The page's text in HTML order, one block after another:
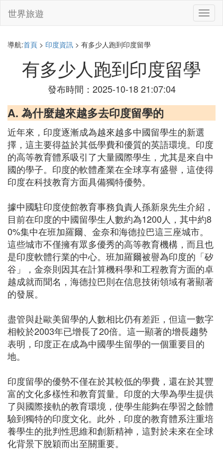
切
換
世界旅遊
導航:首頁 > 印度資訊 > 有多少人跑到印度留學
有多少人跑到印度留學
發布時間：2025-10-18 21:07:04
A. 為什麼越來越多去印度留學的
近年來，印度逐漸成為越來越多中國留學生的新選
擇，這主要得益於其低學費和優質的英語環境。印度
的高等教育體系吸引了大量國際學生，尤其是來自中
國的學子。印度的軟體產業在全球享有盛譽，這使得
印度在科技教育方面具備獨特優勢。
據中國駐印度使館教育事務負責人孫新泉先生介紹，
目前在印度的中國留學生人數約為1200人，其中約8
0%集中在班加羅爾、金奈和海德拉巴這三座城市。
這些城市不僅擁有眾多優秀的高等教育機構，而且也
是印度軟體行業的中心。班加羅爾被譽為印度的「矽
谷」，金奈則因其在計算機科學和工程教育方面的卓
越成就而聞名，海德拉巴則在信息技術領域有著顯著
的發展。
盡管與赴歐美留學的人數相比仍有差距，但這一數字
相較於2003年已增長了20倍。這一顯著的增長趨勢
表明，印度正在成為中國學生留學的一個重要目的
地。
印度留學的優勢不僅在於其較低的學費，還在於其豐
富的文化多樣性和教育質量。印度的大學為學生提供
了與國際接軌的教育環境，使學生能夠在學習之餘體
驗到獨特的印度文化。此外，印度的教育體系注重培
養學生的批判性思維和創新精神，這對於未來在全球
化背景下脫穎而出至關重要。